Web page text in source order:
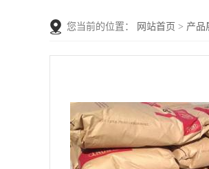
您当前的位置： 网站首页 > 产品